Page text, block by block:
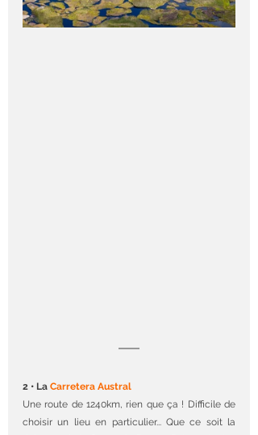
2 • La Carretera Austral
Une route de 1240km, rien que ça ! Difficile de
choisir un lieu en particulier... Que ce soit la